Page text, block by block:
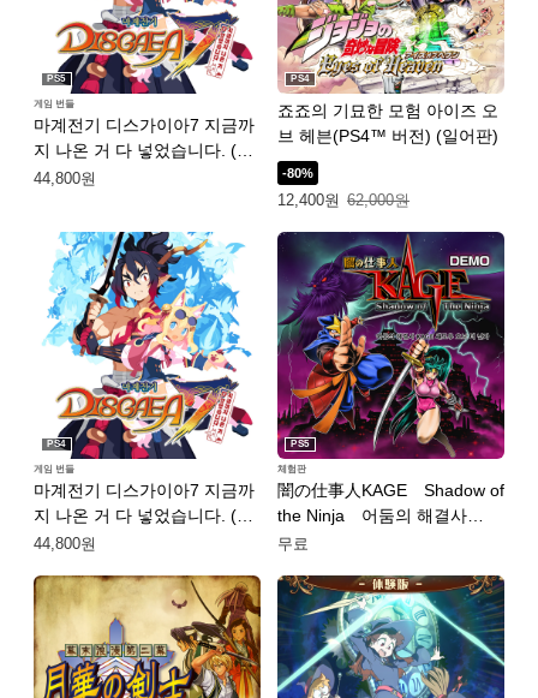
마계전기 디스가이아7 지금까
지 나온 거 다 넣었습니다. (중
국어(간체자), 한국어, 일본어,
PS5
게임 번들
44,800원
죠죠의 기묘한 모험 아이즈 오
브 헤븐(PS4™ 버전) (일어판)
PS4
-80%
12,400원
특별가: 12,400원. 일반가: 62,000원.
62,000원
마계전기 디스가이아7 지금까
지 나온 거 다 넣었습니다. (중
국어(간체자), 한국어, 일본어,
PS4
게임 번들
44,800원
闇の仕事人KAGE Shadow of
the Ninja 어둠의 해결사
KAGE 섀도우 오브 더 닌자
어, 영어, 일본어, 중국어(번체
자))
PS5
체험판
무료